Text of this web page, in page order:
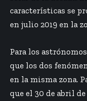
características se
en julio 2019 en la
Para los
que los dos
en la misma zona.
que el 30 de abril